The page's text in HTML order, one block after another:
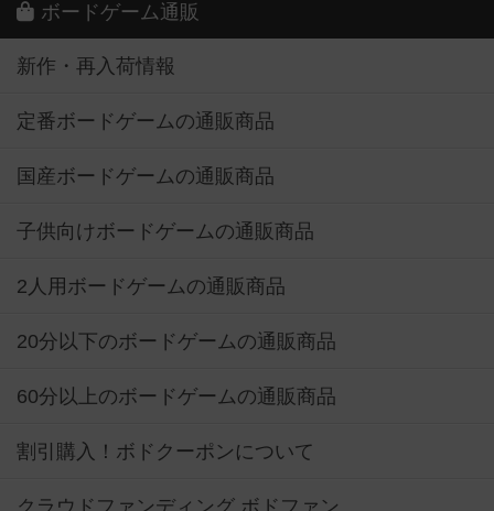
ボードゲーム通販
新作・再入荷情報
定番ボードゲームの通販商品
国産ボードゲームの通販商品
子供向けボードゲームの通販商品
2人用ボードゲームの通販商品
20分以下のボードゲームの通販商品
60分以上のボードゲームの通販商品
割引購入！ボドクーポンについて